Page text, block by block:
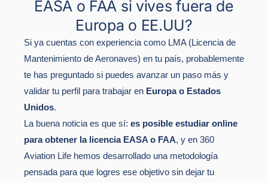
EASA o FAA si vives fuera de
Europa o EE.UU?
Si ya cuentas con experiencia como LMA (Licencia de
Mantenimiento de Aeronaves) en tu país, probablemente
te has preguntado si puedes avanzar un paso más y
validar tu perfil para trabajar en Europa o Estados
Unidos.
La buena noticia es que sí: es posible estudiar online
para obtener la licencia EASA o FAA, y en 360
Aviation Life hemos desarrollado una metodología
pensada para que logres ese objetivo sin dejar tu